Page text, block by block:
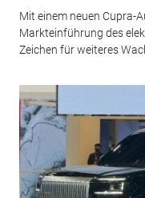
Mit einem neuen Cupra-
Markteinführung des
Zeichen für weiteres